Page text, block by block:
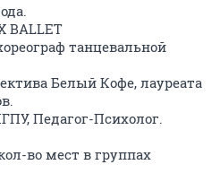
BALLET
танцевальной
Белый Кофе, лауреата
Педагог-Психолог.
во мест в группах